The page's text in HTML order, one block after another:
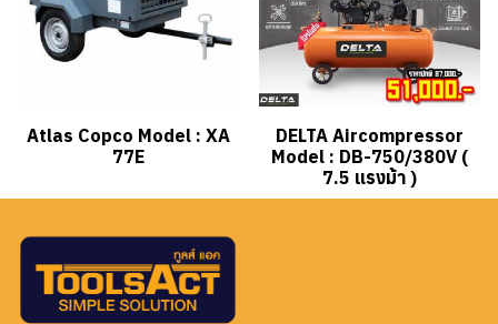
Atlas Copco Model : XA
77E
DELTA Aircompressor
Model : DB-750/380V (
7.5 แรงม้า )